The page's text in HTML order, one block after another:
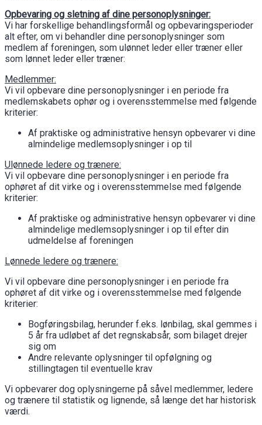
Opbevaring og sletning af dine personoplysninger:
Vi har forskellige behandlingsformål og opbevaringsperioder
alt efter, om vi behandler dine personoplysninger som
medlem af foreningen, som ulønnet leder eller træner eller
som lønnet leder eller træner:
Medlemmer:
Vi vil opbevare dine personoplysninger i en periode fra
medlemskabets ophør og i overensstemmelse med følgende
kriterier:
Af praktiske og administrative hensyn opbevarer vi dine
almindelige medlemsoplysninger i op til
Ulønnede ledere og trænere:
Vi vil opbevare dine personoplysninger i en periode fra
ophøret af dit virke og i overensstemmelse med følgende
kriterier:
Af praktiske og administrative hensyn opbevarer vi dine
almindelige medlemsoplysninger i op til efter din
udmeldelse af foreningen
Lønnede ledere og trænere:
Vi vil opbevare dine personoplysninger i en periode fra
ophøret af dit virke og i overensstemmelse med følgende
kriterier:
Bogføringsbilag, herunder f.eks. lønbilag, skal gemmes i
5 år fra udløbet af det regnskabsår, som bilaget drejer
sig om
Andre relevante oplysninger til opfølgning og
stillingtagen til eventuelle krav
Vi opbevarer dog oplysningerne på såvel medlemmer, ledere
og trænere til statistik og lignende, så længe det har historisk
værdi.